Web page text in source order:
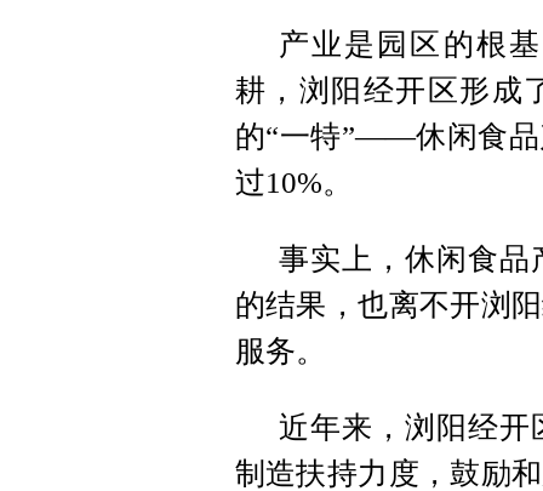
产业是园区的根
耕，浏阳经开区形成
的“一特”——休闲食品
过10%。
事实上，休闲食品
的结果，也离不开浏
服务。
近年来，浏阳经开
制造扶持力度，鼓励